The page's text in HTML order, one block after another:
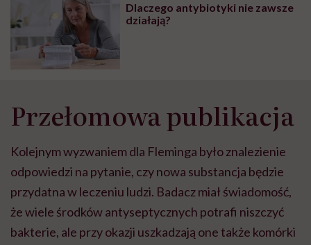
Dlaczego antybiotyki nie zawsze
działają?
Przełomowa publikacja
Kolejnym wyzwaniem dla Fleminga było znalezienie
odpowiedzi na pytanie, czy nowa substancja będzie
przydatna w leczeniu ludzi. Badacz miał świadomość,
że wiele środków antyseptycznych potrafi niszczyć
bakterie, ale przy okazji uszkadzają one także komórki